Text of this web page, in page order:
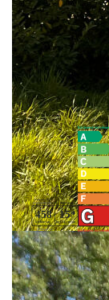
O6 06 48 88 79
Nos
Logement à
G. Montant